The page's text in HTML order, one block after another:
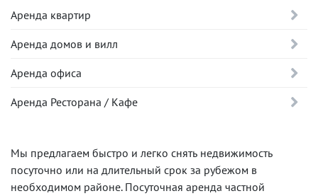
Аренда квартир
Аренда домов и вилл
Аренда офиса
Аренда Ресторана / Кафе
Мы предлагаем быстро и легко снять недвижимость
посуточно или на длительный срок за рубежом в
необходимом районе. Посуточная аренда частной